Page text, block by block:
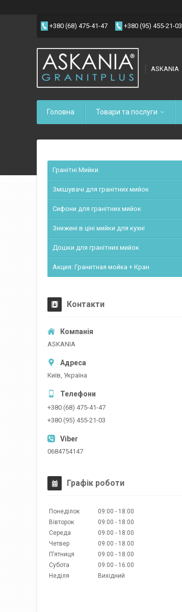
+380 (68) 475-41-47 +380 (95) 455-21-03
ASKANIA
Головна Товари та послуги
Гранітні Мийки
Змішувачі для гранітних мийок
Сифони для гранітних мийок
Знижені в ціні мийки для кухні
Дошки для гранітних мийок
Акция: Гранитная мойка + Кран
Контакти
ASKANIA
Київ, Україна
+380 (68) 475-41-47
+380 (95) 455-21-03
0684754147
Графік роботи
Понеділок 09:00
18:00
Вівторок
09:00
18:00
Середа
09:00
18:00
Четвер
09:00
18:00
Пʼятниця
09:00
18:00
Субота
09:00
16:00
Неділя
Вихідний